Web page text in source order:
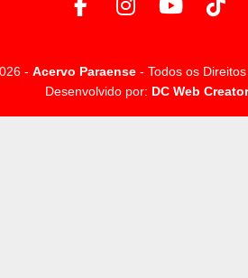
- Acervo Paraense - Todos os
Desenvolvido por: DC Web